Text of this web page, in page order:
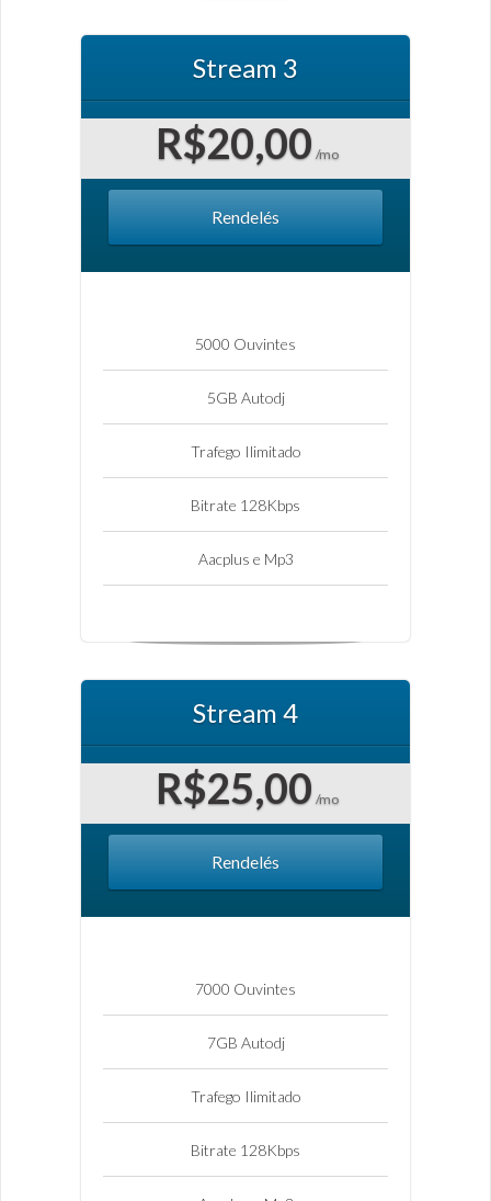
Stream 3
R$20,00 /mo
Rendelés
5000 Ouvintes
5GB Autodj
Trafego Ilimitado
Bitrate 128Kbps
Aacplus e Mp3
Stream 4
R$25,00 /mo
Rendelés
7000 Ouvintes
7GB Autodj
Trafego Ilimitado
Bitrate 128Kbps